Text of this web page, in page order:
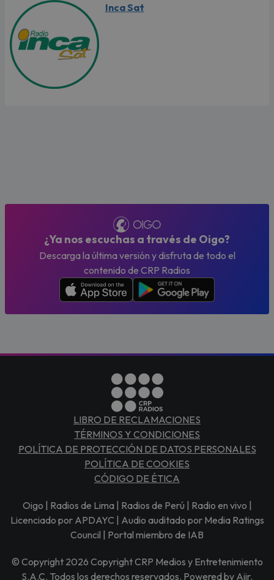
Inca Sat
¿Ya nos escuchas a través de Oigo?
Descarga la última versión y disfruta de todo el
contenido de CRP Radios
LIBRO DE RECLAMACIONES
TÉRMINOS Y CONDICIONES
POLÍTICA DE PROTECCIÓN DE DATOS PERSONALES
POLÍTICA DE COOKIES
CÓDIGO DE ÉTICA
Oigo | Radios de Lima | Radios de Perú | Radio en vivo |
Licenciado por APDAYC | Audio auditado por Media Ratings
Council | Portal miembro de IAB
© Copyright 2026 Copyright CRP Medios y Entretenimiento
S.A.C. Todos los derechos reservados. Powered by Aiir.